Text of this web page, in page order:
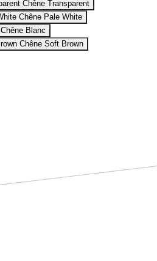
Chêne Transparent
Chêne Pale White
Chêne Blanc
Chêne Soft Brown